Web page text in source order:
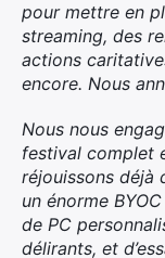
pour mettre en
streaming, des
actions
encore. Nous
Nous nous
festival complet
réjouissons déjà
un énorme
de PC
délirants, et